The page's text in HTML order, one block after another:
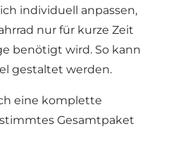
individuell anpassen,
nur für kurze Zeit
benötigt wird. So kann
gestaltet werden.
eine komplette
Gesamtpaket